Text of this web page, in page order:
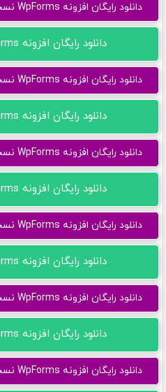
دانلود رایگان افزونه WpForms نسخه 1.9.8.1 - لینک سرور کمکی
دانلود رایگان افزونه WpForms نسخه 1.9.7.3
دانلود رایگان افزونه WpForms نسخه 1.9.7.3 - لینک سرور کمکی
دانلود رایگان افزونه WpForms نسخه 1.9.6.2
دانلود رایگان افزونه WpForms نسخه 1.9.6.2 - لینک سرور کمکی
دانلود رایگان افزونه WpForms نسخه 1.9.6.1
دانلود رایگان افزونه WpForms نسخه 1.9.6.1 - لینک سرور کمکی
دانلود رایگان افزونه WpForms نسخه 1.9.5.2
دانلود رایگان افزونه WpForms نسخه 1.9.5.2 - لینک سرور کمکی
دانلود رایگان افزونه WpForms نسخه 1.9.5.1
دانلود رایگان افزونه WpForms نسخه 1.9.5.1 - لینک سرور کمکی